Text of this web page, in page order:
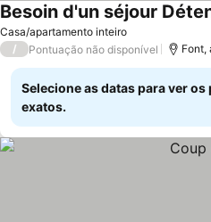
Casa/apartamento inteiro
/ Pontuação não disponível Font,
Selecione as datas para ver os
exatos.